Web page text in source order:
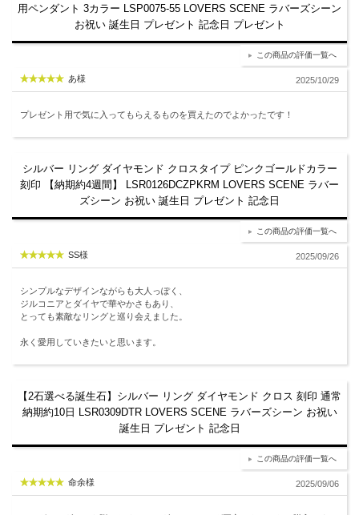
用ペンダント 3カラー LSP0075-55 LOVERS SCENE ラバーズシーン
お祝い 誕生日 プレゼント 記念日 プレゼント
この商品の評価一覧へ
あ様 2025/10/29
プレゼント用で気に入ってもらえるものを買えたのでよかったです！
シルバー リング ダイヤモンド クロスタイプ ピンクゴールドカラー
刻印 【納期約4週間】 LSR0126DCZPKRM LOVERS SCENE ラバー
ズシーン お祝い 誕生日 プレゼント 記念日
この商品の評価一覧へ
SS様 2025/09/26
シンプルなデザインながらも大人っぽく、
ジルコニアとダイヤで華やかさもあり、
とっても素敵なリングと巡り会えました。
永く愛用していきたいと思います。
【2石選べる誕生石】シルバー リング ダイヤモンド クロス 刻印 通常
納期約10日 LSR0309DTR LOVERS SCENE ラバーズシーン お祝い
誕生日 プレゼント 記念日
この商品の評価一覧へ
命余様 2025/09/06